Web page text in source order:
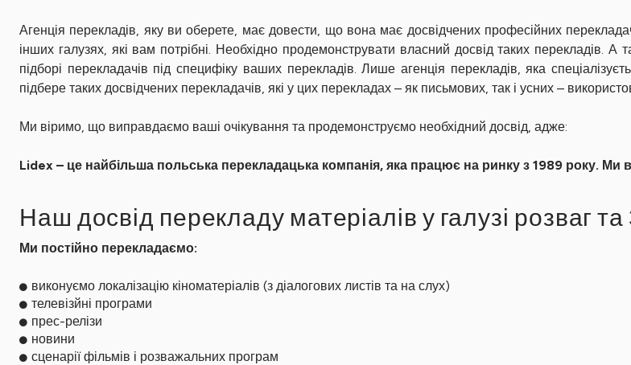
Агенція перекладів, яку ви оберете, має довести, що вона має досвідчених професійних
інших галузях, які вам потрібні. Необхідно продемонструвати власний досвід таких перекладів.
підборі перекладачів під специфіку ваших перекладів. Лише агенція перекладів, яка
підбере таких досвідчених перекладачів, які у цих перекладах – як письмових, так і усних –
Ми віримо, що виправдаємо ваші очікування та продемонструємо необхідний досвід, адже:
Lidex – це найбільша польська перекладацька компанія, яка працює на ринку з 1989 року. Ми
Наш досвід перекладу матеріалів у галузі розваг та
Ми постійно перекладаємо:
виконуємо локалізацію кіноматеріалів (з діалогових листів та на слух)
телевізйні програми
прес-релізи
новини
сценарії фільмів і розважальних програм